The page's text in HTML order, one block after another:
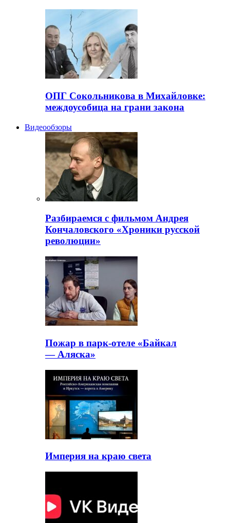
ОПГ Сокольникова в Михайловке:
междоусобица на грани закона
Видеообзоры
Разбираемся с фильмом Андрея
Кончаловского «Хроники русской
революции»
Пожар в парк-отеле «Байкал
— Аляска»
Империя на краю света